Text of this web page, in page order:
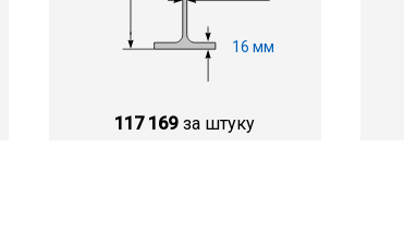
16 мм
117 169 за штуку